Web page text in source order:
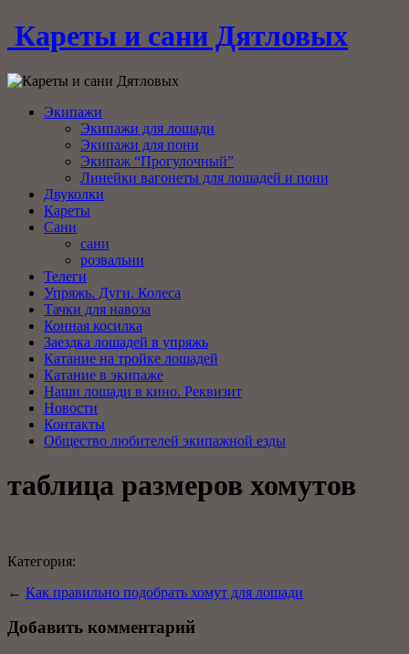
Кареты и сани Дятловых
Экипажи
Экипажи для лошади
Экипажи для пони
Экипаж “Прогулочный”
Линейки вагонеты для лошадей и пони
Двуколки
Кареты
Сани
сани
розвальни
Телеги
Упряжь. Дуги. Колеса
Тачки для навоза
Конная косилка
Заездка лошадей в упряжь
Катание на тройке лошадей
Катание в экипаже
Наши лошади в кино. Реквизит
Новости
Контакты
Общество любителей экипажной езды
таблица размеров хомутов
Категория:
← Как правильно подобрать хомут для лошади
Добавить комментарий